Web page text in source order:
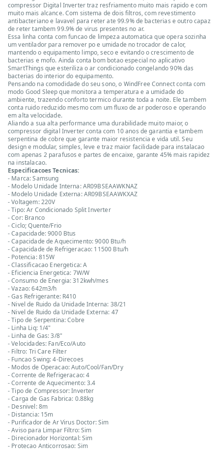
compressor Digital Inverter traz resfriamento muito mais rapido e com
muito mais alcance. Com sistema de dois filtros, com revestimento
antibacteriano e lavavel para reter ate 99.9% de bacterias e outro capaz
de reter tambem 99.9% de virus presentes no ar.
Essa linha conta com funcao de limpeza automatica que opera sozinha
um ventilador para remover po e umidade no trocador de calor,
mantendo o equipamento limpo, seco e evitando o crescimento de
bacterias e mofo. Ainda conta bom botao especial no aplicativo
SmartThings que esteriliza o ar condicionado congelando 90% das
bacterias do interior do equipamento.
Pensando na comodidade do seu sono, o WindFree Connect conta com
modo Good Sleep que monitora a temperatura e a umidade do
ambiente, trazendo conforto termico durante toda a noite. Ele tambem
conta ruido reduzido mesmo com um fluxo de ar poderoso e operando
em alta velocidade.
Aliando a sua alta performance uma durabilidade muito maior, o
compressor digital Inverter conta com 10 anos de garantia e tambem
serpentina de cobre que garante maior resistencia e vida util. Seu
design e modular, simples, leve e traz maior facilidade para instalacao
com apenas 2 parafusos e partes de encaixe, garante 45% mais rapidez
na instalacao.
Especificacoes Tecnicas:
- Marca: Samsung
- Modelo Unidade Interna: AR09BSEAAWKNAZ
- Modelo Unidade Externa: AR09BSEAAWKXAZ
- Voltagem: 220V
- Tipo: Ar Condicionado Split Inverter
- Cor: Branco
- Ciclo; Quente/Frio
- Capacidade: 9000 Btus
- Capacidade de Aquecimento: 9000 Btu/h
- Capacidade de Refrigeracao: 11500 Btu/h
- Potencia: 815W
- Classificacao Energetica: A
- Eficiencia Energetica: 7W/W
- Consumo de Energia: 312kwh/mes
- Vazao: 642m3/h
- Gas Refrigerante: R410
- Nivel de Ruido da Unidade Interna: 38/21
- Nivel de Ruido da Unidade Externa: 47
- Tipo de Serpentina: Cobre
- Linha Liq: 1/4"
- Linha de Gas: 3/8"
- Velocidades: Fan/Eco/Auto
- Filtro: Tri Care Filter
- Funcao Swing: 4-Direcoes
- Modos de Operacao: Auto/Cool/Fan/Dry
- Corrente de Refrigeracao: 4
- Corrente de Aquecimento: 3.4
- Tipo de Compressor: Inverter
- Carga de Gas Fabrica: 0.88kg
- Desnivel: 8m
- Distancia: 15m
- Purificador de Ar Virus Doctor: Sim
- Aviso para Limpar Filtro: Sim
- Direcionador Horizontal: Sim
- Protecao Anticorrosao: Sim